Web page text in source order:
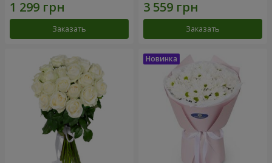
Заказать Заказать